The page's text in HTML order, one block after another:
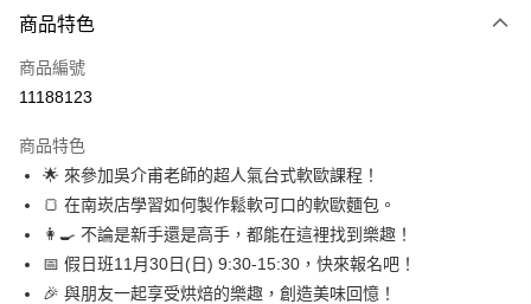
信用卡一次付款
LINE Pay
悠遊付
Google Pay
全盈+PAY
商品特色
商品編號
11188123
商品特色
🌟 來參加吳介甫老師的超人氣台式軟歐課程！
🍞 在南崁店學習如何製作鬆軟可口的軟歐麵包。
👩‍🍳 不論是新手還是高手，都能在這裡找到樂趣！
📅 假日班11月30日(日) 9:30-15:30，快來報名吧！
🎉 與朋友一起享受烘焙的樂趣，創造美味回憶！